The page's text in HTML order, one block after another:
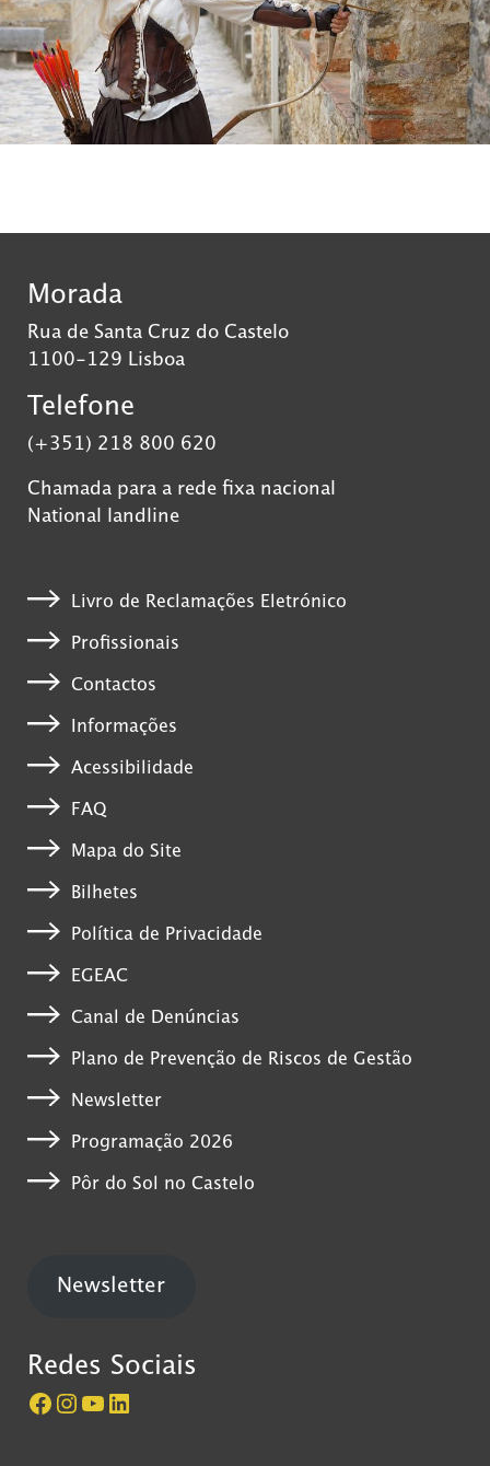
Morada
Rua de Santa Cruz do Castelo
1100-129 Lisboa
Telefone
(+351) 218 800 620
Chamada para a rede fixa nacional
National landline
Livro de Reclamações Eletrónico
Profissionais
Contactos
Informações
Acessibilidade
FAQ
Mapa do Site
Bilhetes
Política de Privacidade
EGEAC
Canal de Denúncias
Plano de Prevenção de Riscos de Gestão
Newsletter
Programação 2026
Pôr do Sol no Castelo
Newsletter
Redes Sociais
Página do Castelo de São Jorge no Facebook
Perfil do Castelo de São Jorge no Instagram
Canal do Castelo de São Jorge no YouTube
LinkedIn